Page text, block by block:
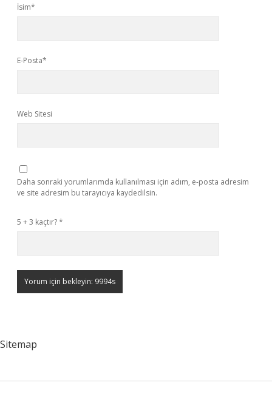
İsim*
E-Posta*
Web Sitesi
Daha sonraki yorumlarımda kullanılması için adım, e-posta adresim
ve site adresim bu tarayıcıya kaydedilsin.
5 + 3 kaçtır?*
Sitemap